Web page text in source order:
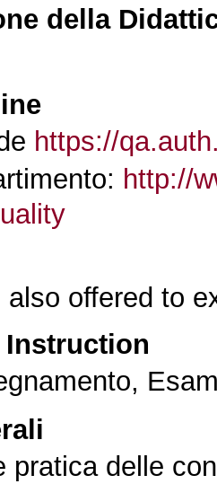
della
https://
http://
offered to
Instruction
pratica delle